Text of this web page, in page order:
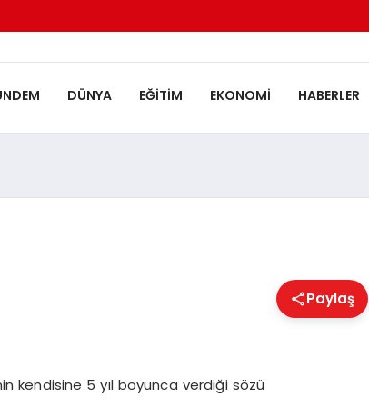
DÜNYA EĞITIM EKONOMI HABERLER
Paylaş
kendisine 5 yıl boyunca verdiği sözü